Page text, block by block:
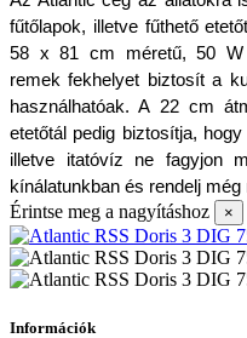
fűtőlapok, illetve fűthető
58 x 81 cm méretű, 50 W
remek fekhelyet biztosít a
használhatóak. A 22 cm
etetőtál pedig biztosítja,
illetve itatóvíz ne fagyjon
kínálatunkban és rendelj még
Érintse meg a nagyításhoz ×
Információk